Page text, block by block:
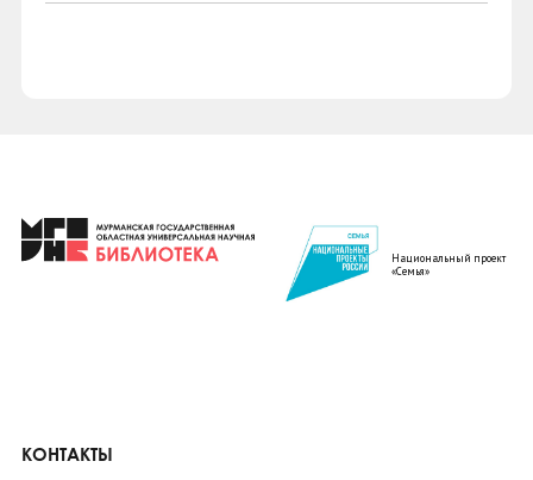
Национальный проект
«Семья»
КОНТАКТЫ